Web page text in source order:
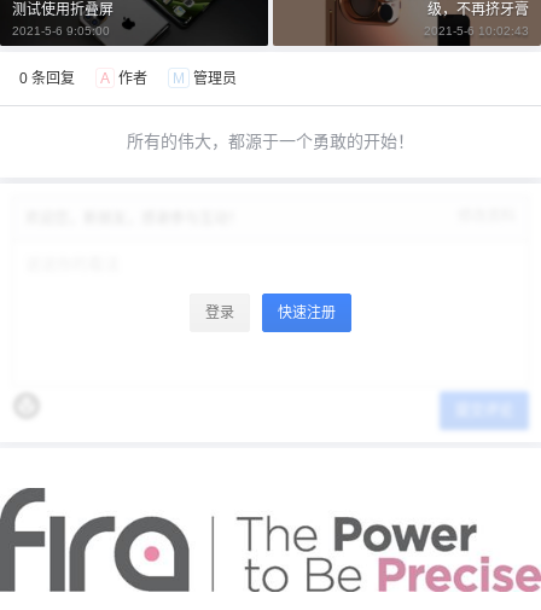
测试使用折叠屏
2021-5-6 9:05:00
级，不再挤牙膏
2021-5-6 10:02:43
0 条回复 A 作者 M 管理员
所有的伟大，都源于一个勇敢的开始！
登录 快速注册